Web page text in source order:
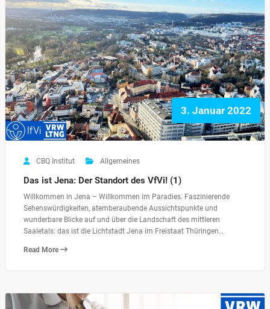
3. Januar 2022
CBQ Institut Allgemeines
Das ist Jena: Der Standort des VfVi! (1)
Willkommen in Jena – Willkommen im Paradies. Faszinierende
Sehenswürdigkeiten, atemberaubende Aussichtspunkte und
wunderbare Blicke auf und über die Landschaft des mittleren
Saaletals: das ist die Lichtstadt Jena im Freistaat Thüringen…
Read More